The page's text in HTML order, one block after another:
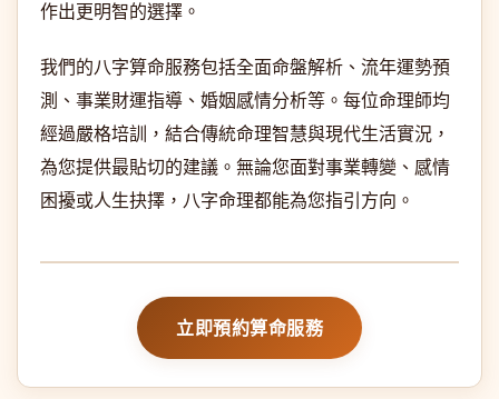
作出更明智的選擇。
我們的八字算命服務包括全面命盤解析、流年運勢預
測、事業財運指導、婚姻感情分析等。每位命理師均
經過嚴格培訓，結合傳統命理智慧與現代生活實況，
為您提供最貼切的建議。無論您面對事業轉變、感情
困擾或人生抉擇，八字命理都能為您指引方向。
立即預約算命服務